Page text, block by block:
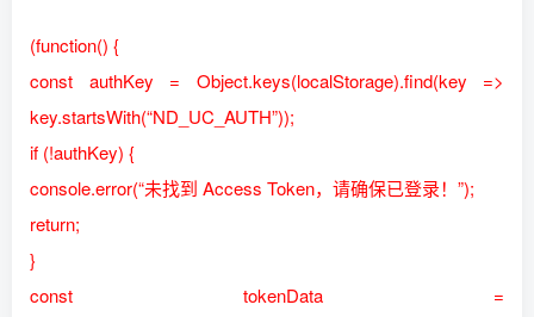
(function() {
const authKey = Object.keys(localStorage).find(key =>
key.startsWith(“ND_UC_AUTH”));
if (!authKey) {
console.error(“未找到 Access Token，请确保已登录！”);
return;
}
const tokenData =